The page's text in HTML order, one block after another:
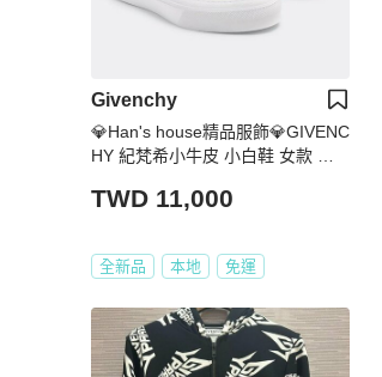
Givenchy
💎Han's house精品服飾💎GIVENC
HY 紀梵希小牛皮 小白鞋 女款 葡
TWD 11,000
全新品 本地 免運